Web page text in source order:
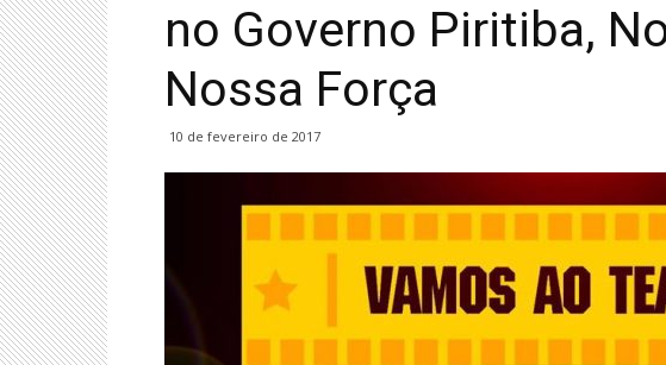
no Governo Piritiba,
Nossa Força
10 de fevereiro de 2017